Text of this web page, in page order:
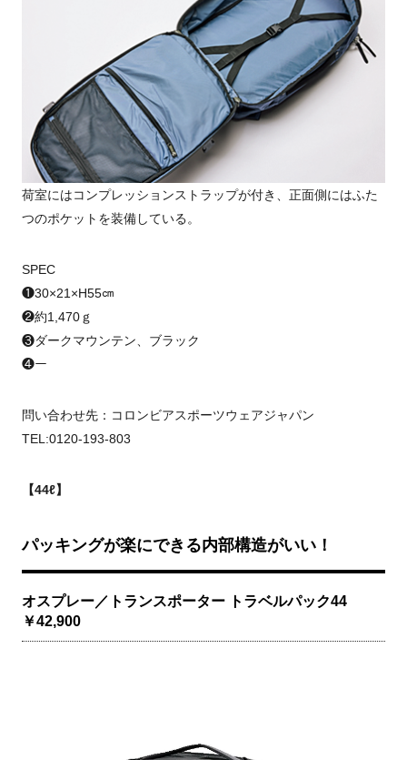
荷室にはコンプレッションストラップが付き、正面側にはふた
つのポケットを装備している。
SPEC
❶30×21×H55㎝
❷約1,470ｇ
❸ダークマウンテン、ブラック
❹ー
問い合わせ先：コロンビアスポーツウェアジャパン
TEL:0120-193-803
【44ℓ】
パッキングが楽にできる内部構造がいい！
オスプレー／トランスポーター トラベルパック44
￥42,900